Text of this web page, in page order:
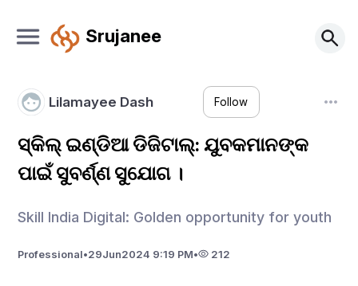
Srujanee
Lilamayee Dash Follow
ସ୍କିଲ୍ ଇଣ୍ଡିଆ ଡିଜିଟାଲ୍: ଯୁବକମାନଙ୍କ
ପାଇଁ ସୁବର୍ଣ୍ଣ ସୁଯୋଗ ।
Skill India Digital: Golden opportunity for youth
Professional•29Jun2024 9:19 PM• 212